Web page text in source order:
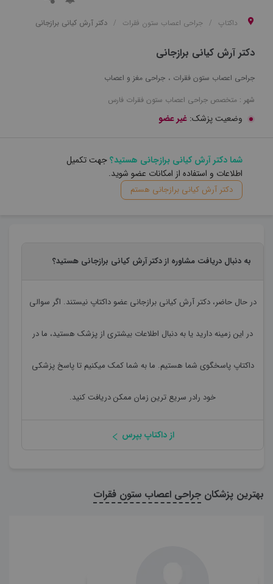
داکتاپ جراحی اعصاب ستون فقرات دکتر آرش کیانی برازجانی
دکتر آرش کیانی برازجانی
جراحی اعصاب ستون فقرات
جراحی مغز و اعصاب
شهر : متخصص جراحی اعصاب ستون فقرات فارس
وضعیت پزشک: غیر عضو
شما دکتر آرش کیانی برازجانی هستید؟جهت تکمیل
اطلاعات و استفاده از امکانات عضو شوید.
دکتر آرش کیانی برازجانی هستم
به دنبال دریافت مشاوره از دکتر آرش کیانی برازجانی هستید؟
در حال حاضر،دکتر آرش کیانی برازجانی عضو داکتاپ نیستند. اگر سوالی
در این زمینه دارید یا به دنبال اطلاعات بیشتری از پزشک هستید، ما در
داکتاپ پاسخگوی شما هستیم. ما به شما کمک میکنیم تا پاسخ پزشکی
خود رادر سریع ترین زمان ممکن دریافت کنید.
از داکتاپ بپرس
بهترین پزشکان جراحی اعصاب ستون فقرات